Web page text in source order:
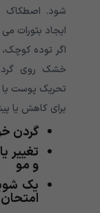
شود. اصطکاک
ایجاد بثورات
اگر توده
خشک روی
تحریک پوست یا
برای کاهش یا
گردن
تغییر
و مو
یک